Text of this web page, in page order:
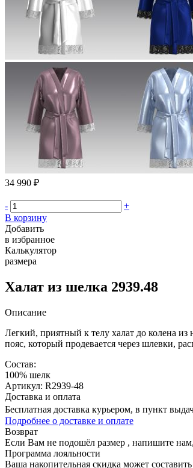
34 990 ₽
-
+
В корзину
Добавить
в избранное
Калькулятор
размера
Халат из шелка 2939.48
Описание
Легкий, приятный к телу халат до колена из
пояс, который продевается через шлевки,
Состав:
100% шелк
Артикул: R2939-48
Доставка и оплата
Бесплатная доставка курьером, в пункт
Подробнее о доставке и оплате
Возврат
Если Вам не подошёл размер , напишите
Программа лояльности
Ваша накопительная скидка может